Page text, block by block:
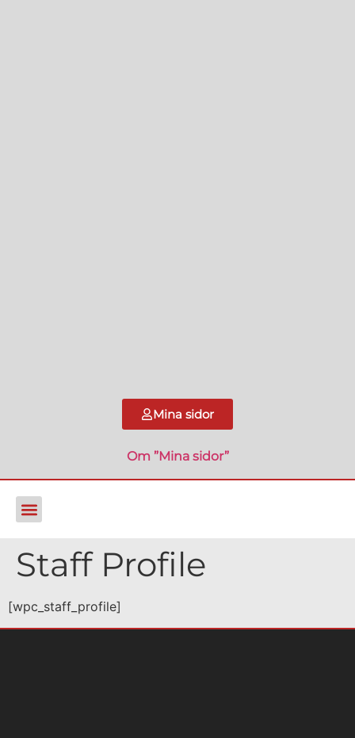
Mina sidor
Om ”Mina sidor”
Staff Profile
[wpc_staff_profile]